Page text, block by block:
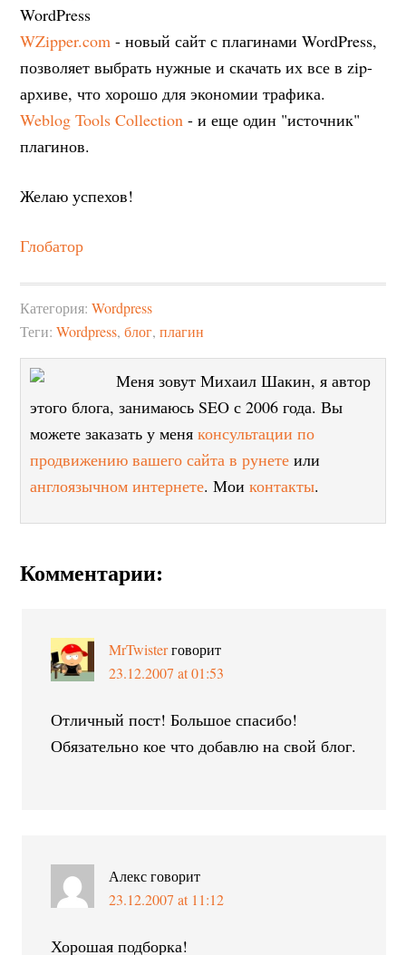
WordPress
WZipper.com - новый сайт с плагинами WordPress,
позволяет выбрать нужные и скачать их все в zip-
архиве, что хорошо для экономии трафика.
Weblog Tools Collection - и еще один "источник"
плагинов.
Желаю успехов!
Глобатор
Категория:Wordpress
Теги:Wordpress,блог,плагин
Меня зовут Михаил Шакин, я автор
этого блога, занимаюсь SEO с 2006 года. Вы
можете заказать у меняконсультации по
продвижению вашего сайта в рунете или
англоязычном интернете. Моиконтакты.
Комментарии:
MrTwisterговорит
23.12.2007 at 01:53
Отличный пост! Большое спасибо!
Обязательно кое что добавлю на свой блог.
Алекс говорит
23.12.2007 at 11:12
Хорошая подборка!